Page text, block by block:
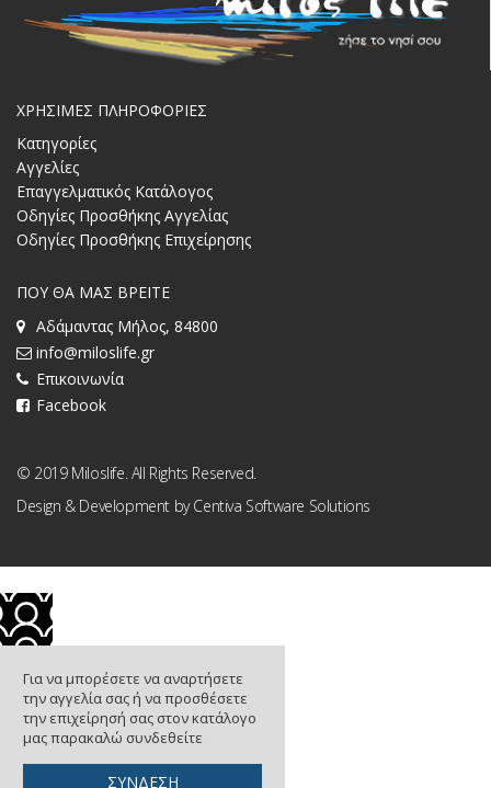
ΧΡΗΣΙΜΕΣ ΠΛΗΡΟΦΟΡΙΕΣ
Κατηγορίες
Αγγελίες
Επαγγελματικός Κατάλογος
Οδηγίες Προσθήκης Αγγελίας
Οδηγίες Προσθήκης Επιχείρησης
ΠΟΥ ΘΑ ΜΑΣ ΒΡΕΙΤΕ
Αδάμαντας Μήλος, 84800
info@miloslife.gr
Επικοινωνία
Facebook
© 2019 Miloslife. All Rights Reserved.
Design & Development byCentiva Software Solutions
Για να μπορέσετε να αναρτήσετε
την αγγελία σας ή να προσθέσετε
την επιχείρησή σας στον κατάλογο
μας παρακαλώ συνδεθείτε
ΣΥΝΔΕΣΗ